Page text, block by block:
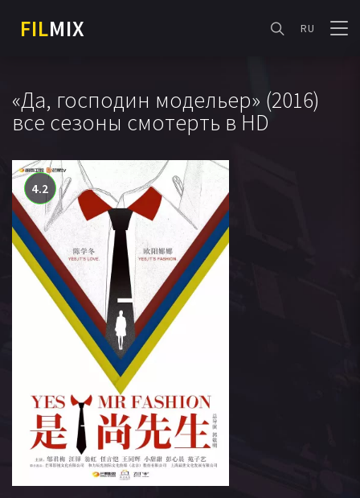
FILMIX RU
«Да, господин модельер» (2016)
все сезоны смотерть в HD
4.2